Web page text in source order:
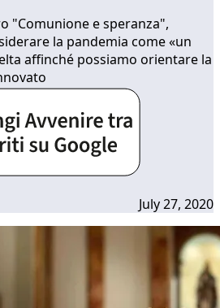
"Comunione e speranza",
la pandemia come «un
affinché possiamo orientare la
July 27, 2020